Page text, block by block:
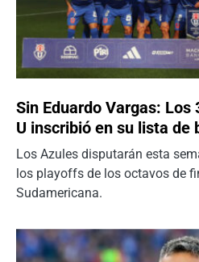
Sin Eduardo Vargas: Los
U inscribió en su lista de
Los Azules disputarán esta
los playoffs de los octavos de
Sudamericana.